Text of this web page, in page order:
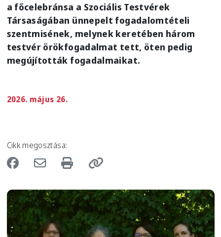
a főcelebránsa a Szociális Testvérek
Társaságában ünnepelt fogadalomtételi
szentmisének, melynek keretében három
testvér örökfogadalmat tett, öten pedig
megújították fogadalmaikat.
2026. május 26.
Cikk megosztása:
Image